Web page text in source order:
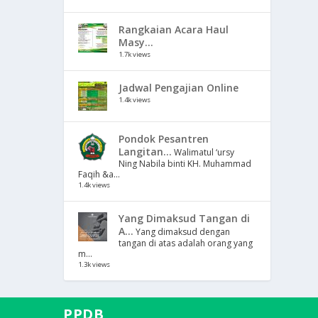
Rangkaian Acara Haul
Masy...
1.7k views
Jadwal Pengajian Online
1.4k views
Pondok Pesantren
Langitan... Walimatul ‘ursy
Ning Nabila binti KH. Muhammad
Faqih &a...
1.4k views
Yang Dimaksud Tangan di
A... Yang dimaksud dengan
tangan di atas adalah orang yang
m...
1.3k views
PPDB